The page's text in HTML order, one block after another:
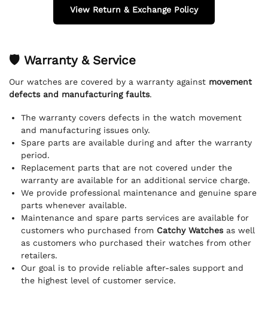
View Return & Exchange Policy
🛡 Warranty & Service
Our watches are covered by a warranty against movement
defects and manufacturing faults.
The warranty covers defects in the watch movement
and manufacturing issues only.
Spare parts are available during and after the warranty
period.
Replacement parts that are not covered under the
warranty are available for an additional service charge.
We provide professional maintenance and genuine spare
parts whenever available.
Maintenance and spare parts services are available for
customers who purchased from Catchy Watchesas well
as customers who purchased their watches from other
retailers.
Our goal is to provide reliable after-sales support and
the highest level of customer service.